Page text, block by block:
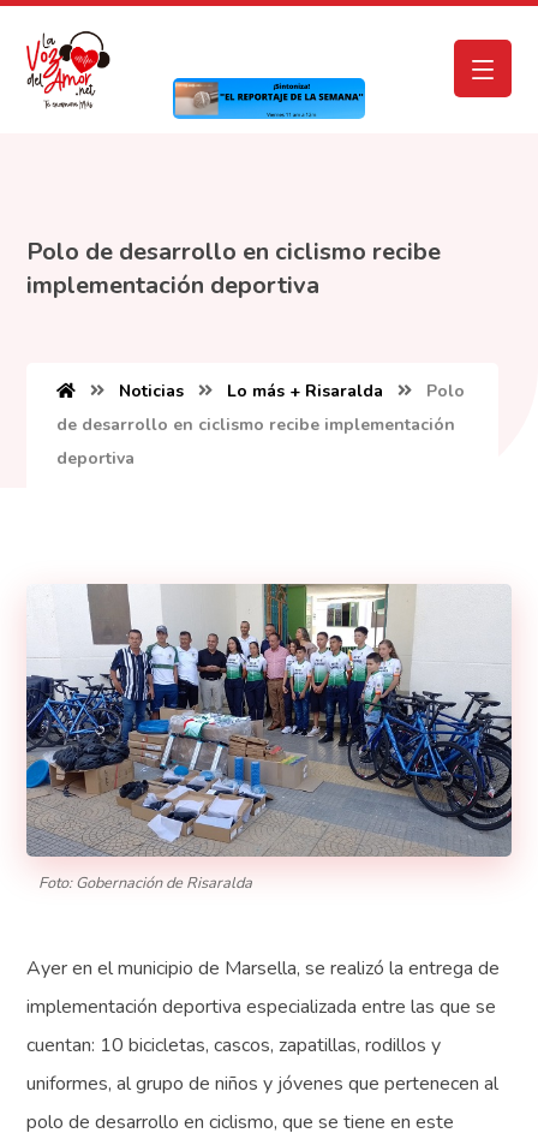
Polo de desarrollo en ciclismo recibe
implementación deportiva
Noticias Lo más + Risaralda
Polo
de desarrollo en ciclismo recibe implementación
deportiva
Foto: Gobernación de Risaralda
Ayer en el municipio de Marsella, se realizó la entrega de
implementación deportiva especializada entre las que se
cuentan: 10 bicicletas, cascos, zapatillas, rodillos y
uniformes, al grupo de niños y jóvenes que pertenecen al
polo de desarrollo en ciclismo, que se tiene en este